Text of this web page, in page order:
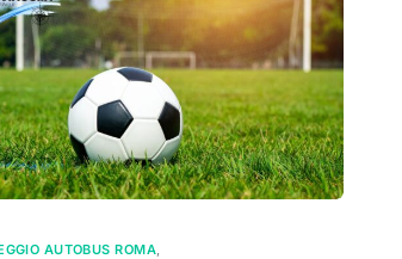
AUTOBUS ROMA